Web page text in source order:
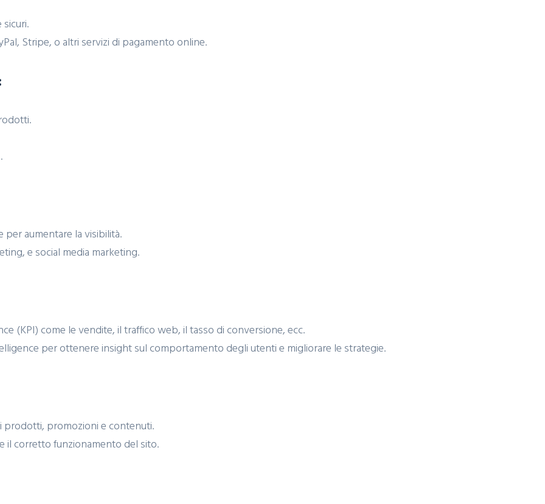
Stripe, o altri servizi di pagamento online.
aumentare la visibilità.
e social media marketing.
(KPI) come le vendite, il traffico web, il tasso di conversione, ecc.
per ottenere insight sul comportamento degli utenti e migliorare le strategie.
promozioni e contenuti.
il corretto funzionamento del sito.